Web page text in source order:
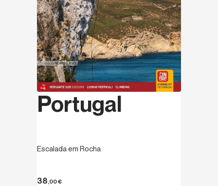
Portugal
Escalada em Rocha
38,00€